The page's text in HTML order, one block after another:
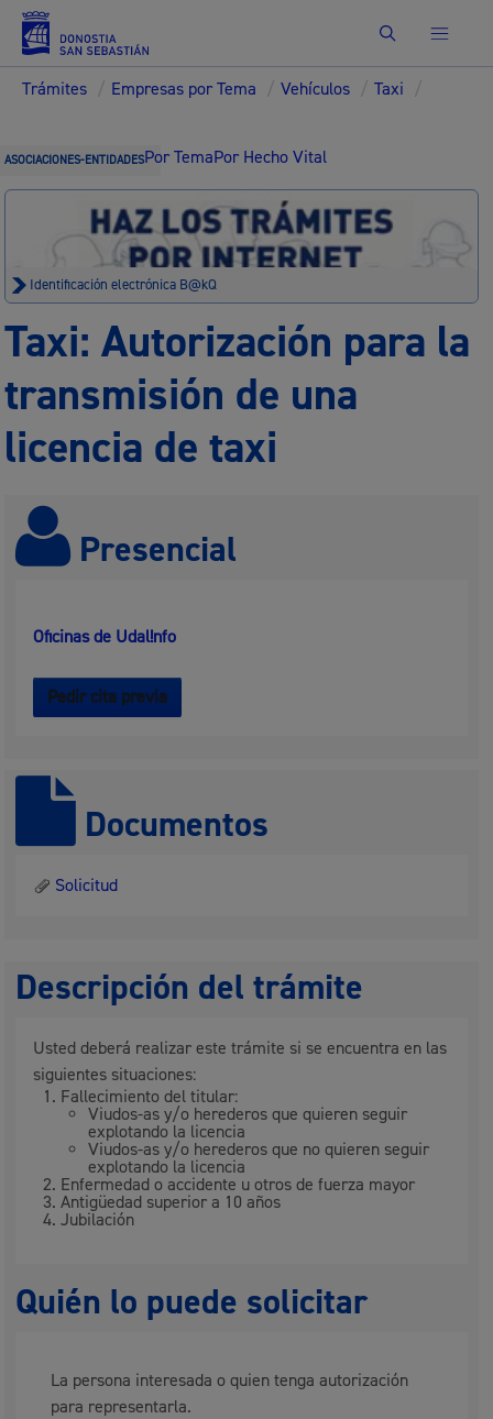
Buscar
Trámites / Empresas por Tema / Vehículos / Taxi /
ASOCIACIONES-ENTIDADESPor TemaPor Hecho Vital
Identificación electrónica B@kQ
Taxi: Autorización para la
transmisión de una
licencia de taxi
Presencial
Oficinas de Udal!nfo
Pedir cita previa
Documentos
Solicitud
Descripción del trámite
Usted deberá realizar este trámite si se encuentra en las
siguientes situaciones:
Fallecimiento del titular:
Viudos-as y/o herederos que quieren seguir
explotando la licencia
Viudos-as y/o herederos que no quieren seguir
explotando la licencia
Enfermedad o accidente u otros de fuerza mayor
Antigüedad superior a 10 años
Jubilación
Quién lo puede solicitar
La persona interesada o quien tenga autorización
para representarla.